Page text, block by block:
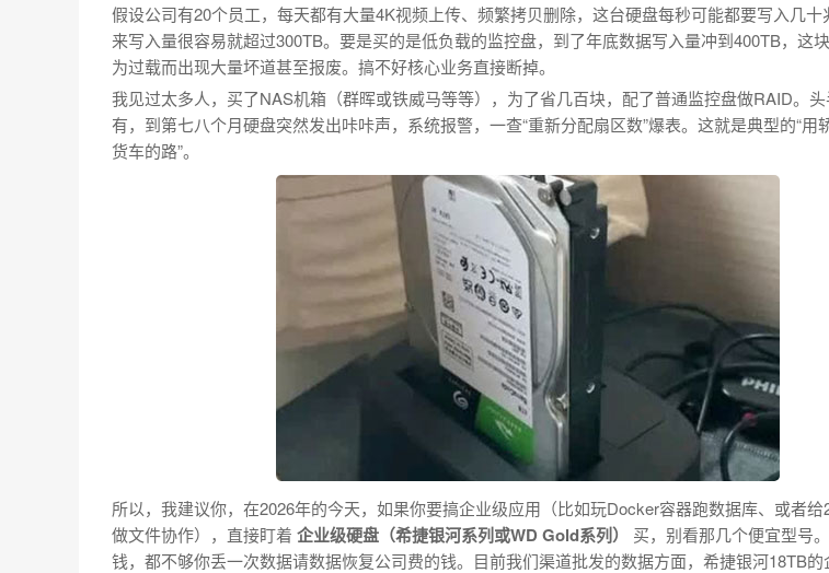
假设公司有20个员工，每天都有大量4K视频上传、频繁拷贝删除，这台硬盘每秒可能都要写入几十
来写入量很容易就超过300TB。要是买的是低负载的监控盘，到了年底数据写入量冲到400TB，这
为过载而出现大量坏道甚至报废。搞不好核心业务直接断掉。
我见过太多人，买了NAS机箱（群晖或铁威马等等），为了省几百块，配了普通监控盘做RAID。
有，到第七八个月硬盘突然发出咔咔声，系统报警，一查“重新分配扇区数”爆表。这就是典型的“用
货车的路”。
所以，我建议你，在2026年的今天，如果你要搞企业级应用（比如玩Docker容器跑数据库、或者给
做文件协作），直接盯着 企业级硬盘（希捷银河系列或WD Gold系列）
买，别看那几个便宜型号
钱，都不够你丢一次数据请数据恢复公司费的钱。目前我们渠道批发的数据方面，希捷银河18TB